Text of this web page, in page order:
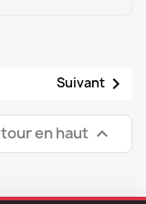
Suivant 
en haut 